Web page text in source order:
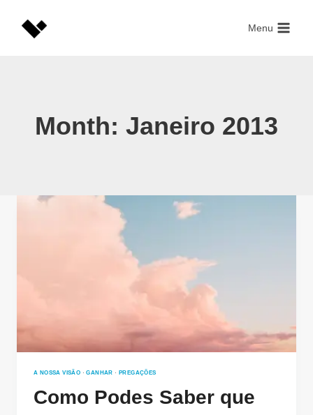
Menu
Month: Janeiro 2013
A NOSSA VISÃO ·GANHAR · PREGAÇÕES
Como Podes Saber que